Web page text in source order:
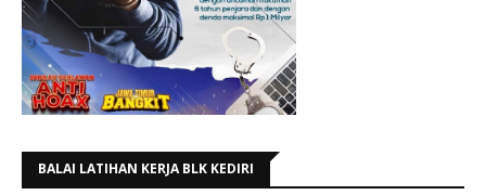
BALAI LATIHAN KERJA BLK KEDIRI